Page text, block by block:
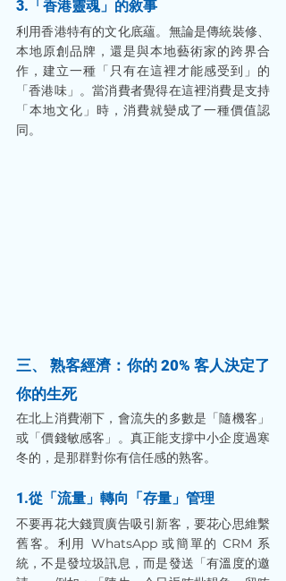
3.「香港靈魂」的敘事
利用香港特有的文化底蘊。無論是傳統裝修、
本地原創品牌，還是與本地藝術家的跨界合
作，建立一種「只有在這裡才能感受到」的
「香港味」。當消費者覺得在這裡消費是支持
「本地文化」時，消費就變成了一種價值認
同。
三、 熟客經濟：你的 20% 客人決定了
你的生死
在北上消費潮下，會流失的多數是「隨機客」
或「價錢敏感客」。真正能支撐中小企度過寒
冬的，是那群對你有信任感的熟客。
1.從「流量」轉向「存量」管理
不要再花大錢買廣告吸引新客，要花心思維繫
舊客。利用 WhatsApp 或簡單的 CRM 系
統，不是發垃圾訊息，而是發送「有溫度的邀